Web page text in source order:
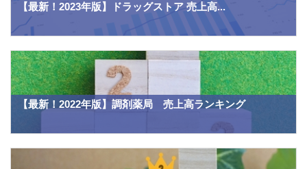
【最新！2023年版】ドラッグストア 売上高...
【最新！2022年版】調剤薬局 売上高ランキング